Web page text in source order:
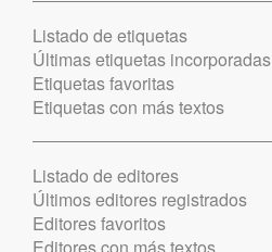
Listado de etiquetas
Últimas etiquetas incorporadas
Etiquetas favoritas
Etiquetas con más textos
Listado de editores
Últimos editores registrados
Editores favoritos